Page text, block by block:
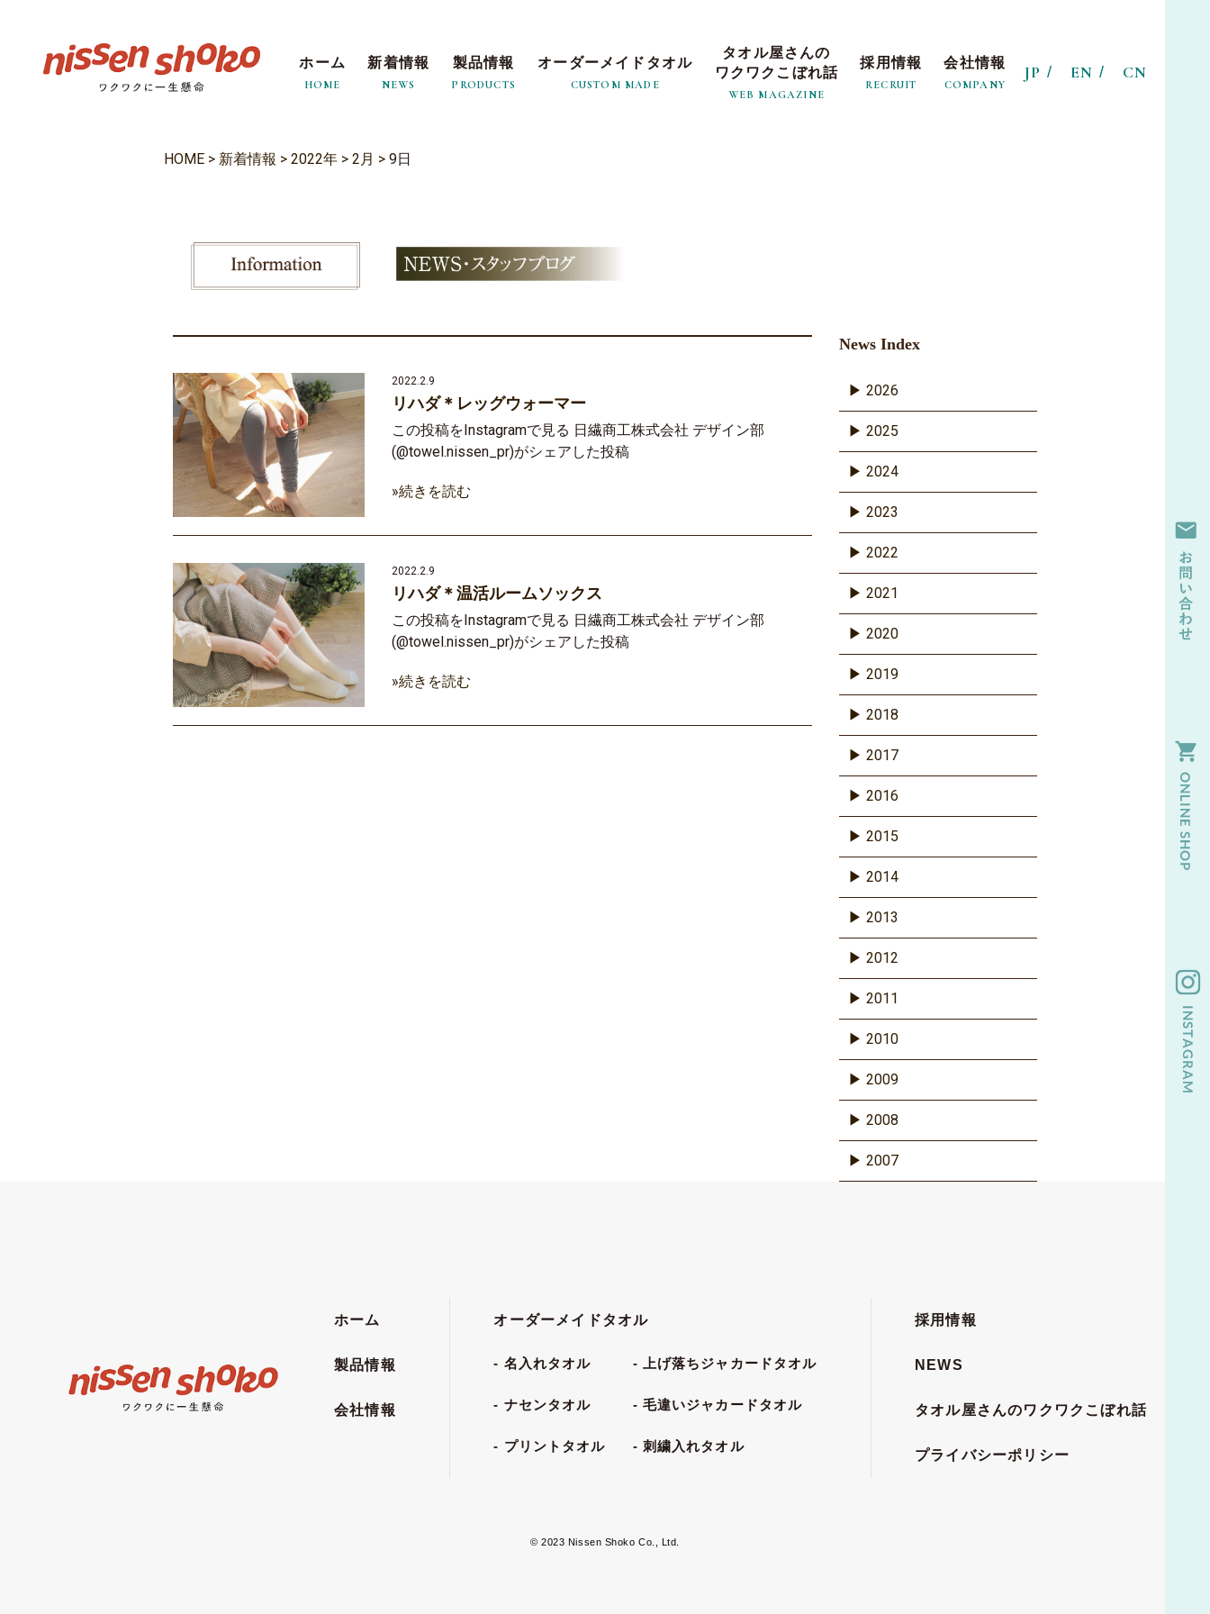
ホーム
HOME
新着情報
NEWS
製品情報
PRODUCTS
オーダーメイドタオル
CUSTOM MADE
タオル屋さんの
ワクワクこぼれ話
WEB MAGAZINE
採用情報
RECRUIT
会社情報
COMPANY
JP EN CN
HOME > 新着情報 > 2022年 > 2月 > 9日
2022.2.9
リハダ＊レッグウォーマー
この投稿をInstagramで見る 日繊商工株式会社 デザイン部
(@towel.nissen_pr)がシェアした投稿
»続きを読む
2022.2.9
リハダ＊温活ルームソックス
この投稿をInstagramで見る 日繊商工株式会社 デザイン部
(@towel.nissen_pr)がシェアした投稿
»続きを読む
News Index
2026
2025
2024
2023
2022
2021
2020
2019
2018
2017
2016
2015
2014
2013
2012
2011
2010
2009
2008
2007
ホーム
製品情報
会社情報
オーダーメイドタオル
名入れタオル
ナセンタオル
プリントタオル
上げ落ちジャカードタオル
毛違いジャカードタオル
刺繍入れタオル
採用情報
NEWS
タオル屋さんのワクワクこぼれ話
プライバシーポリシー
© 2023 Nissen Shoko Co., Ltd.